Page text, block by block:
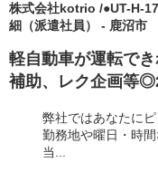
株式会社kotrio /●UT-H-
細（派遣社員） - 鹿沼市
軽自動車が運転で
補助、レク企画等
弊社ではあなたに
勤務地や曜日・時
当...